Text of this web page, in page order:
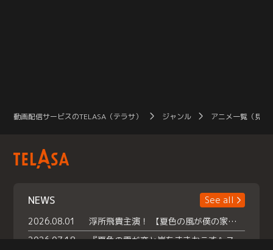
動画配信サービスのTELASA（テラサ） ジャンル アニメ一覧（見放
NEWS
See all
2026.08.01
浮所飛貴主演！ 【夏色の風が僕の家にやってきた】 本日よりテラサで独占配信スタート！
2026.07.18
『夏色の雲が恋と嵐をまきおこす』スペシャルメイキング 【Part1】2026年７月18日（土）23時30分～配信スタート！話題のシーンの裏側を大公開！豪華キャスト大集合！ 『武宮家 真夏の家族会議』開催！